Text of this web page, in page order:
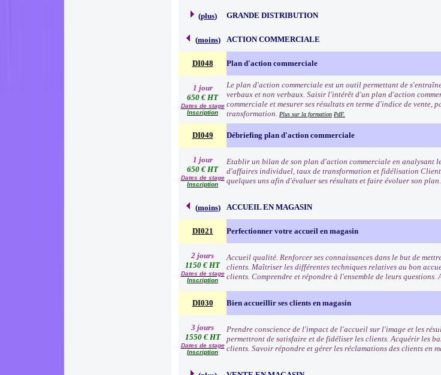
(plus) GRANDE DISTRIBUTION
(moins) ACTION COMMERCIALE
DI048 Plan d'action commerciale
1 jour
650 € HT
Dates de stage
Inscription
Le plan d'action commerciale est un outil permettant de
verbaux et non verbaux. Saisir l'intérêt d'un plan d'action
commerciale et mesurer ses résultats en terme d'indice de
transformation. Plus sur la formation PdF.
DI049 Débriefing plan d'action commerciale
1 jour
650 € HT
Dates de stage
Inscription
Etablir un bilan de son plan d'action commerciale en analysant
d'affaires individuel, taux de transformation et fidélisation
quelques uns afin d'évaluer ses résultats et faire évoluer son plan.
(moins) ACCUEIL EN MAGASIN
DI021 Perfectionner votre accueil en magasin
2 jours
1150 € HT
Dates de stage
Inscription
Accueil qualité. Renforcer ses connaissances dans le but de
clients. Maîtriser les différentes techniques relatives au bon
clients. Comprendre et répondre à l'ensemble de leurs
DI030 Bien accueillir ses clients en magasin
3 jours
1550 € HT
Dates de stage
Inscription
Prendre conscience de l'impact de l'accueil sur l'image et les
permettront de satisfaire et de fidéliser les clients. Acquérir les
clients. Savoir répondre et gérer les réclamations des clients en